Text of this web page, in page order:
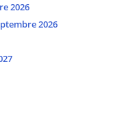
2026
2026